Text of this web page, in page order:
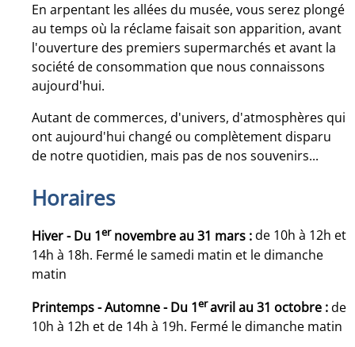
En arpentant les allées du musée, vous serez plongé
au temps où la réclame faisait son apparition, avant
l'ouverture des premiers supermarchés et avant la
société de consommation que nous connaissons
aujourd'hui.
Autant de commerces, d'univers, d'atmosphères qui
ont aujourd'hui changé ou complètement disparu
de notre quotidien, mais pas de nos souvenirs...
Horaires
Hiver - Du 1ernovembre au 31 mars :de 10h à 12h et
14h à 18h. Fermé le samedi matin et le dimanche
matin
Printemps - Automne - Du 1eravril au 31 octobre :de
10h à 12h et de 14h à 19h. Fermé le dimanche matin